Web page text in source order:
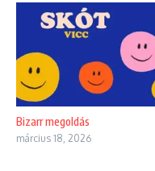
Bizarr megoldás
március 18, 2026